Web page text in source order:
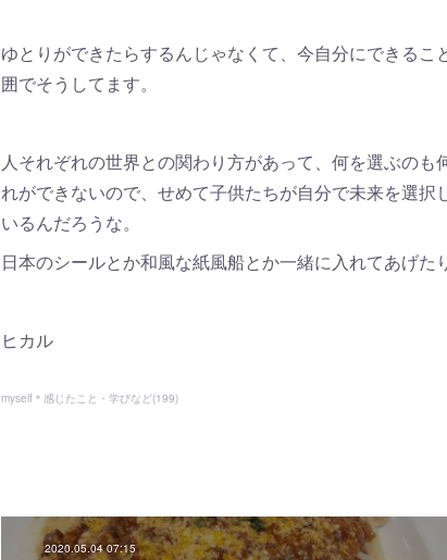
ゆとりができたらするんじゃなくて、今自分にできる
囲でそうしてます。
人それぞれの世界との関わり方があって、何を選ぶの
れができないので、せめて子供たちが自分で未来を選
いるんだろうな。
日本のシールとか和風な紙風船とか一緒に入れてあげた
ヒカル
myself＊感じたこと・学びなど(199)
2020.05.04 07:15